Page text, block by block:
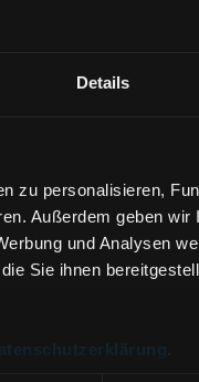
Details
zu personalisieren,
Außerdem geben
und Analysen
Sie ihnen
Lieferstellen